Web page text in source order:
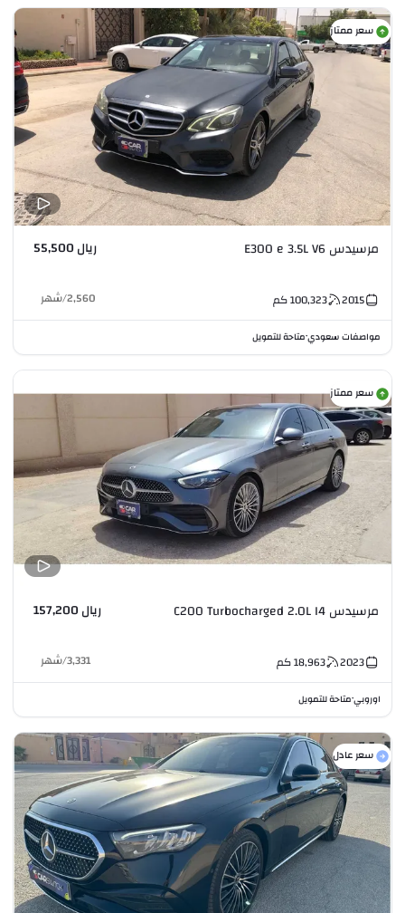
سعر ممتاز
مرسيدس E300 e 3.5L V6 ريال 55,500
2015
100,323كم 2,560
/شهر
مواصفات سعودي•متاحة للتمويل
سعر ممتاز
مرسيدس C200 Turbocharged 2.0L I4 ريال 157,200
2023
18,963كم 3,331
/شهر
اوروبي•متاحة للتمويل
سعر عادل